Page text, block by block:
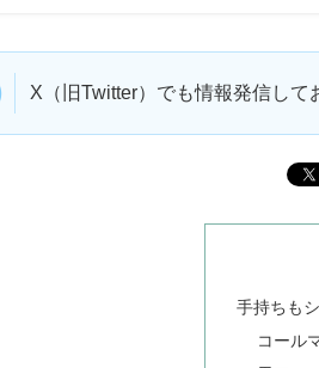
X（旧Twitter）でも情報発信して
手持ちも
コール